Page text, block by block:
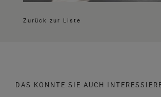
Zurück zur Liste
DAS KÖNNTE SIE AUCH